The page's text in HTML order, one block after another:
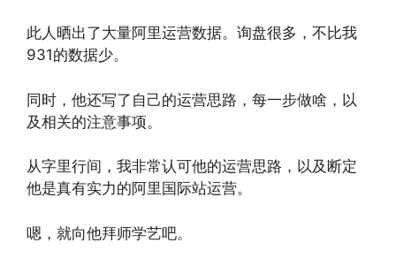
此人晒出了大量阿里运营数据。询盘很多，不比我
931的数据少。
同时，他还写了自己的运营思路，每一步做啥，以
及相关的注意事项。
从字里行间，我非常认可他的运营思路，以及断定
他是真有实力的阿里国际站运营。
嗯，就向他拜师学艺吧。